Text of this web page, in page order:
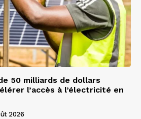
50 milliards de dollars
l’accès à l’électricité en
2026